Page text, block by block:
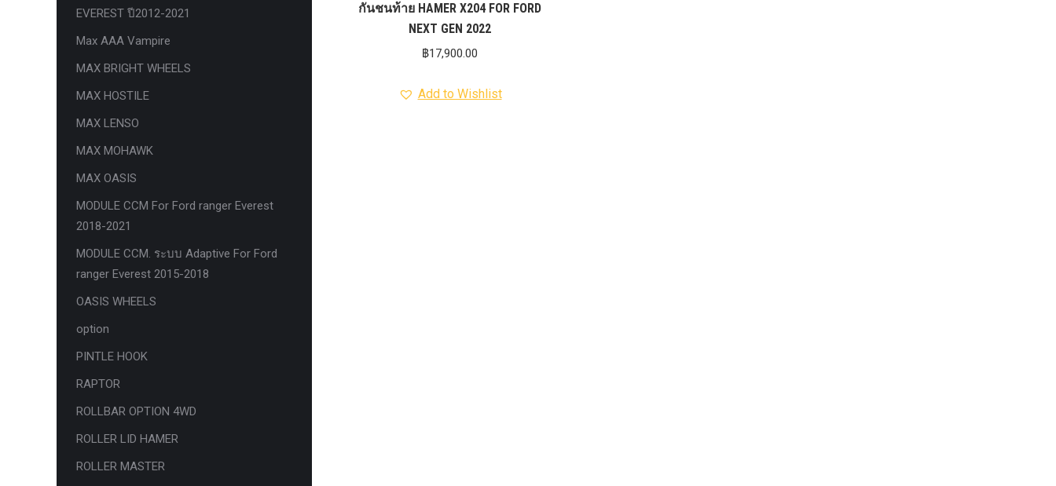
กันชนท้าย HAMER X204 FOR FORD
NEXT GEN 2022
฿17,900.00
Add to Wishlist
EVEREST ปี2012-2021
Max AAA Vampire
MAX BRIGHT WHEELS
MAX HOSTILE
MAX LENSO
MAX MOHAWK
MAX OASIS
MODULE CCM For Ford ranger Everest
2018-2021
MODULE CCM. ระบบ Adaptive For Ford
ranger Everest 2015-2018
OASIS WHEELS
option
PINTLE HOOK
RAPTOR
ROLLBAR OPTION 4WD
ROLLER LID HAMER
ROLLER MASTER
กระจังหน้า RAPTOR
กล่องควบคุมระบบเกียร์ TCM สำหรับรถ :
EVEREST RAPTOR 2015-2021
กล้องมองรอบคัน 360องศา
กล่องเครื่องแท้ Module PCM Ford (SID
control system ตรงรุ่น Ranger Everest
Raptor Mc 2015 -2021
กล่องเพิ่มรีโมทสตาร์ท ตรงรุ่น Ranger
Everest Raptor Mc 2015 -2021 (ปลั๊ก
ระบบ **
ก้อนรองหลัง option 4wd